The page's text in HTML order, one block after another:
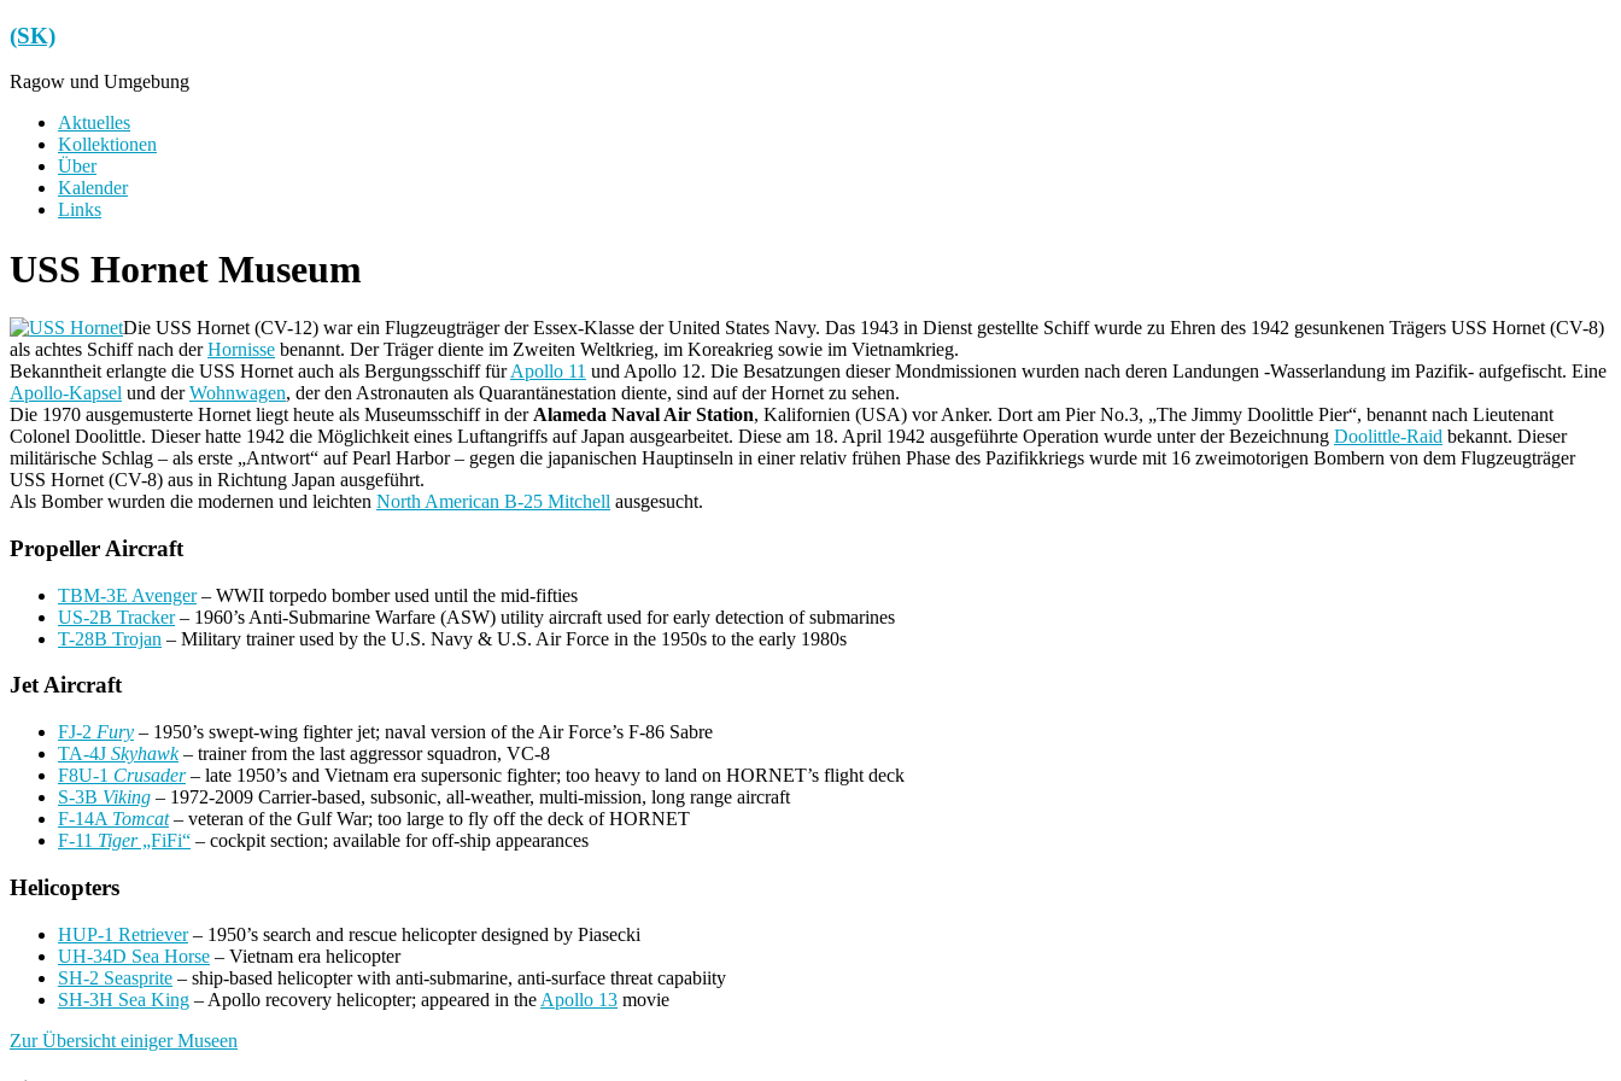
Zum
Inhalt
springen
(SK)
Ragow und Umgebung
Menü
Aktuelles
Kollektionen
Über
Kalender
Links
USS Hornet Museum
Die USS Hornet (CV-12) war ein Flugzeugträger der Essex-Klasse der United States Navy. Das 1943 in Dienst gestellte Schiff wurde zu Ehren des 1942 gesunkenen Trägers USS Hornet (CV-8)
als achtes Schiff nach derHornisse benannt. Der Träger diente im Zweiten Weltkrieg, im Koreakrieg sowie im Vietnamkrieg.
Bekanntheit erlangte die USS Hornet auch als Bergungsschiff fürApollo 11 und Apollo 12. Die Besatzungen dieser Mondmissionen wurden nach deren Landungen -Wasserlandung im Pazifik- aufgefischt. Eine
Apollo-Kapsel und derWohnwagen, der den Astronauten als Quarantänestation diente, sind auf der Hornet zu sehen.
Die 1970 ausgemusterte Hornet liegt heute als Museumsschiff in der Alameda Naval Air Station, Kalifornien (USA) vor Anker. Dort am Pier No.3, „The Jimmy Doolittle Pier“, benannt nach Lieutenant
Colonel Doolittle. Dieser hatte 1942 die Möglichkeit eines Luftangriffs auf Japan ausgearbeitet. Diese am 18. April 1942 ausgeführte Operation wurde unter der Bezeichnung Doolittle-Raid bekannt. Dieser
militärische Schlag – als erste „Antwort“ auf Pearl Harbor – gegen die japanischen Hauptinseln in einer relativ frühen Phase des Pazifikkriegs wurde mit 16 zweimotorigen Bombern von dem Flugzeugträger
USS Hornet (CV-8) aus in Richtung Japan ausgeführt.
Als Bomber wurden die modernen und leichten North American B-25 Mitchell ausgesucht.
Propeller Aircraft
TBM-3E Avenger– WWII torpedo bomber used until the mid-fifties
US-2B Tracker– 1960’s Anti-Submarine Warfare (ASW) utility aircraft used for early detection of submarines
T-28B Trojan – Military trainer used by the U.S. Navy & U.S. Air Force in the 1950s to the early 1980s
Jet Aircraft
FJ-2 Fury – 1950’s swept-wing fighter jet; naval version of the Air Force’s F-86 Sabre
TA-4J Skyhawk– trainer from the last aggressor squadron, VC-8
F8U-1 Crusader– late 1950’s and Vietnam era supersonic fighter; too heavy to land on HORNET’s flight deck
S-3B Viking – 1972-2009 Carrier-based, subsonic, all-weather, multi-mission, long range aircraft
F-14A Tomcat– veteran of the Gulf War; too large to fly off the deck of HORNET
F-11 Tiger„FiFi“ – cockpit section; available for off-ship appearances
Helicopters
HUP-1 Retriever– 1950’s search and rescue helicopter designed by Piasecki
UH-34D Sea Horse – Vietnam era helicopter
SH-2 Seasprite – ship-based helicopter with anti-submarine, anti-surface threat capabiity
SH-3H Sea King – Apollo recovery helicopter; appeared in the Apollo 13 movie
Zur Übersicht einiger Museen